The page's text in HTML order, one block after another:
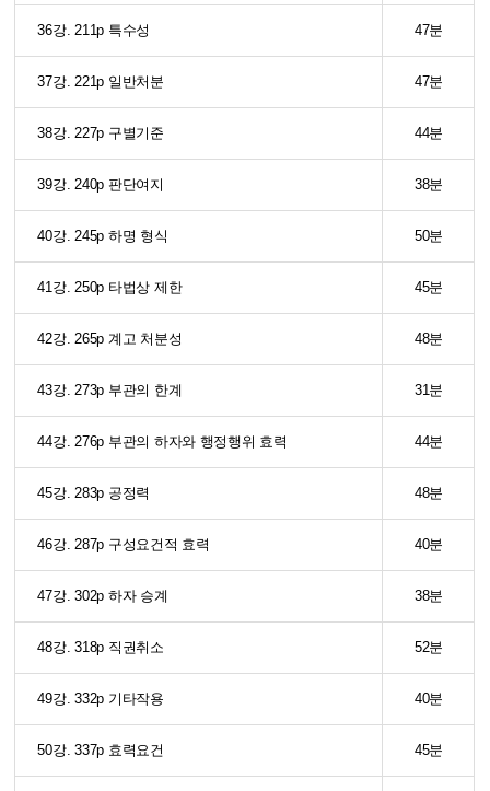
36강. 211p 특수성 47분
37강. 221p 일반처분 47분
38강. 227p 구별기준 44분
39강. 240p 판단여지 38분
40강. 245p 하명 형식 50분
41강. 250p 타법상 제한 45분
42강. 265p 계고 처분성 48분
43강. 273p 부관의 한계 31분
44강. 276p 부관의 하자와 행정행위 효력 44분
45강. 283p 공정력 48분
46강. 287p 구성요건적 효력 40분
47강. 302p 하자 승계 38분
48강. 318p 직권취소 52분
49강. 332p 기타작용 40분
50강. 337p 효력요건 45분